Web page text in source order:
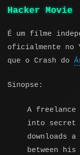
Hacker Movie
É um filme
oficialmente no
que o Crash do
Sinopse:
A freelance
into secret
downloads a
between